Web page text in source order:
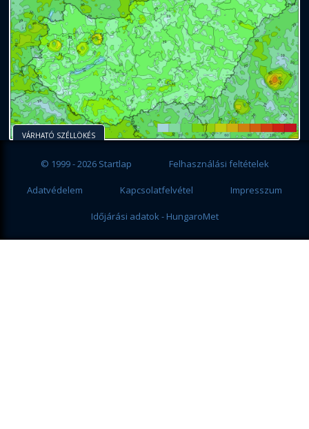
VÁRHATÓ SZÉLLÖKÉS
© 1999 - 2026 Startlap Felhasználási feltételek
Adatvédelem Kapcsolatfelvétel Impresszum
Időjárási adatok - HungaroMet